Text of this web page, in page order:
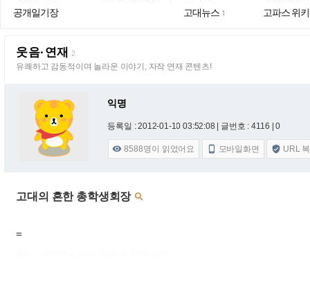
공개일기장 고대뉴스 1
고파스 위키
웃음·연재 2
유쾌하고 감동적이며 놀라운 이야기, 자작 연재 콘텐츠!
익명
등록일 : 2012-01-10 03:52:08 | 글번호 : 4116 | 0
 8588명이 읽었어요  모바일화면  URL
고대의 흔한 총학생회장 
=